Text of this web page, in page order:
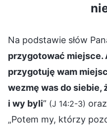
Na podstawie słów
przygotować miejsce.
przygotuję wam
wezmę was do siebie,
i wy byli” (J 14:2-3)
„Potem my, którzy